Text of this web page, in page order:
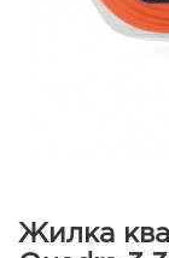
Жилка